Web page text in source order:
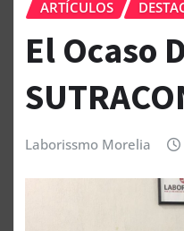
ARTÍCULOS
El Ocaso
Laborissmo Morelia